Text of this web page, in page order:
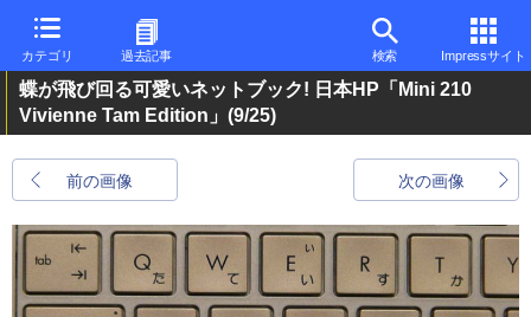
カテゴリ 過去記事 検索 Impressサイト
蝶が飛び回る可愛いネットブック! 日本HP「Mini 210
Vivienne Tam Edition」 (9/25)
前の画像 次の画像